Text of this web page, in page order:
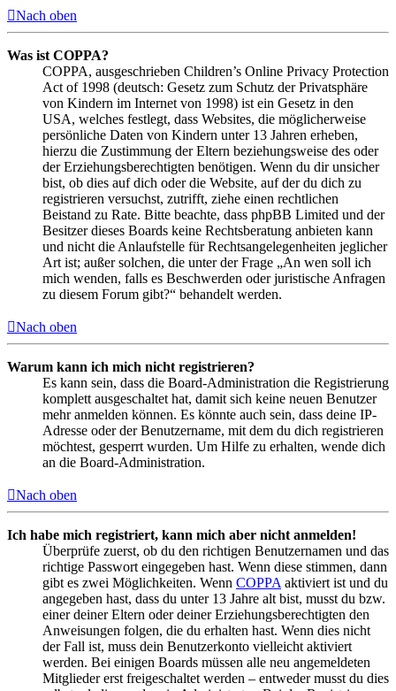
Nach oben
Was ist COPPA?
COPPA, ausgeschrieben Children’s Online Privacy Protection
Act of 1998 (deutsch: Gesetz zum Schutz der Privatsphäre
von Kindern im Internet von 1998) ist ein Gesetz in den
USA, welches festlegt, dass Websites, die möglicherweise
persönliche Daten von Kindern unter 13 Jahren erheben,
hierzu die Zustimmung der Eltern beziehungsweise des oder
der Erziehungsberechtigten benötigen. Wenn du dir unsicher
bist, ob dies auf dich oder die Website, auf der du dich zu
registrieren versuchst, zutrifft, ziehe einen rechtlichen
Beistand zu Rate. Bitte beachte, dass phpBB Limited und der
Besitzer dieses Boards keine Rechtsberatung anbieten kann
und nicht die Anlaufstelle für Rechtsangelegenheiten jeglicher
Art ist; außer solchen, die unter der Frage „An wen soll ich
mich wenden, falls es Beschwerden oder juristische Anfragen
zu diesem Forum gibt?“ behandelt werden.
Nach oben
Warum kann ich mich nicht registrieren?
Es kann sein, dass die Board-Administration die Registrierung
komplett ausgeschaltet hat, damit sich keine neuen Benutzer
mehr anmelden können. Es könnte auch sein, dass deine IP-
Adresse oder der Benutzername, mit dem du dich registrieren
möchtest, gesperrt wurden. Um Hilfe zu erhalten, wende dich
an die Board-Administration.
Nach oben
Ich habe mich registriert, kann mich aber nicht anmelden!
Überprüfe zuerst, ob du den richtigen Benutzernamen und das
richtige Passwort eingegeben hast. Wenn diese stimmen, dann
gibt es zwei Möglichkeiten. Wenn COPPA aktiviert ist und du
angegeben hast, dass du unter 13 Jahre alt bist, musst du bzw.
einer deiner Eltern oder deiner Erziehungsberechtigten den
Anweisungen folgen, die du erhalten hast. Wenn dies nicht
der Fall ist, muss dein Benutzerkonto vielleicht aktiviert
werden. Bei einigen Boards müssen alle neu angemeldeten
Mitglieder erst freigeschaltet werden – entweder musst du dies